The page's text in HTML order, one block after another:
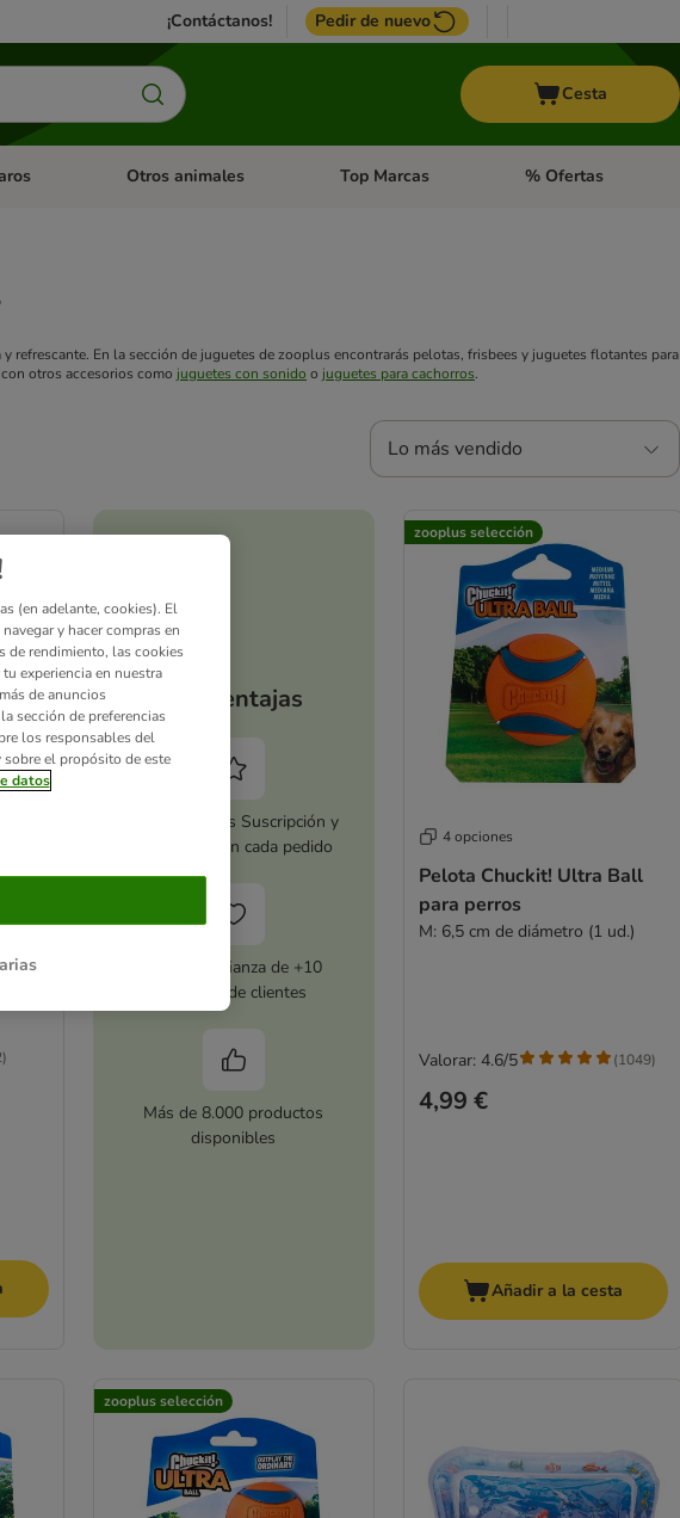
¡Contáctanos! Pedir de nuevo
Cesta
de categoria abierto: Roedores y +
Menú de categoria abierto: Pájaros
Otros animales Menú de categoria abierto: Otros animales
Top Marcas Menú de categoria
% Ofertas
refrescante. En la sección de juguetes de zooplus encontrarás pelotas, frisbees y juguetes flotantes para
otros accesorios como juguetes con sonido o juguetes para cachorros.
Lo más vendido
)
Tus ventajas
Activa zooplus Suscripción y
ahorra 5 % en cada pedido
Con la confianza de +10
millones de clientes
Más de 8.000 productos
disponibles
zooplus selección
4 opciones
Pelota Chuckit! Ultra Ball
para perros
M: 6,5 cm de diámetro (1 ud.)
4,99 €
Valorar: 4.6/5 (1049)
Añadir a la cesta
zooplus selección
(en adelante, cookies). El
y hacer compras en
de rendimiento, las cookies
experiencia en nuestra
de anuncios
sección de preferencias
los responsables del
el propósito de este
datos